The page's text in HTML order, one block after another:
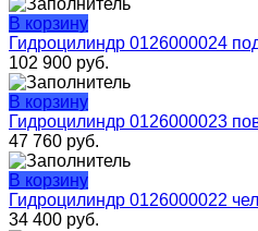
В корзину
Гидроцилиндр 0126000024
102 900 руб.
В корзину
Гидроцилиндр 0126000023
47 760 руб.
В корзину
Гидроцилиндр 0126000022
34 400 руб.